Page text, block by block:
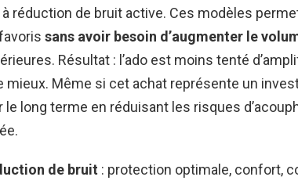
réduction de bruit active. Ces modèles
sans avoir besoin d’augmenter le
Résultat : l’ado est moins tenté
mieux. Même si cet achat représente un
le long terme en réduisant les risques
de bruit : protection optimale, confort,